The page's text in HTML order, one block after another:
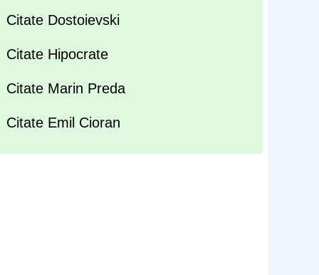
Citate Dostoievski
Citate Hipocrate
Citate Marin Preda
Citate Emil Cioran